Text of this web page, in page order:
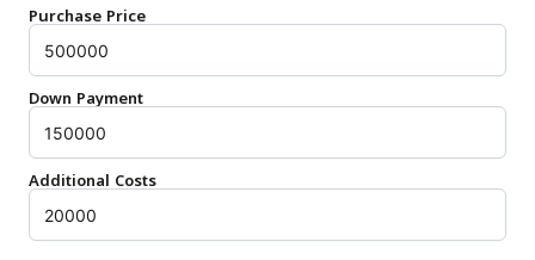
Purchase Price
Down Payment
Additional Costs